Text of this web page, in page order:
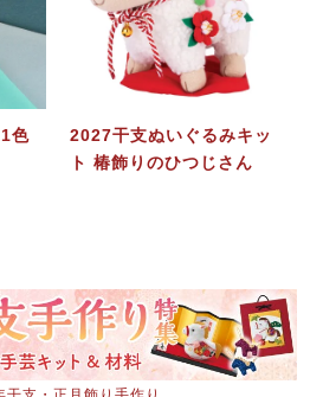
色
2027干支ぬいぐるみキッ
ト 椿飾りのひつじさん